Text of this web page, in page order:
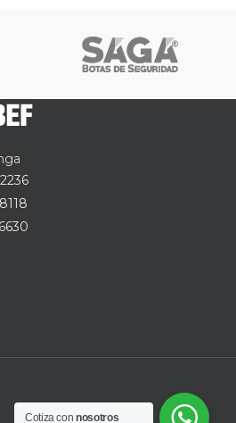
Cotiza connosotros